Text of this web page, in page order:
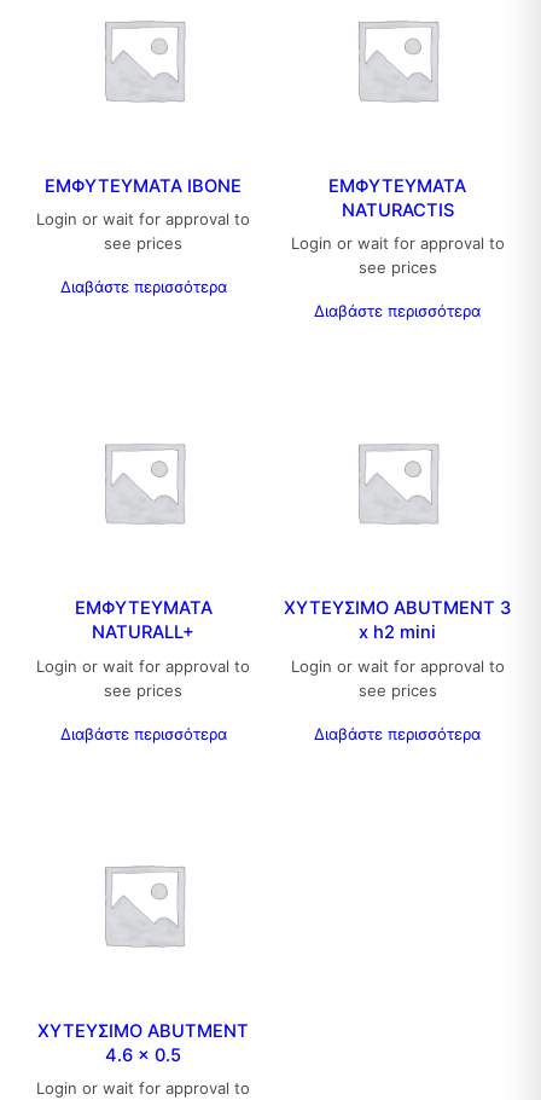
ΕΜΦΥΤΕΥΜΑΤΑ IBONE
Login or wait for approval to
see prices
Διαβάστε περισσότερα
ΕΜΦΥΤΕΥΜΑΤΑ
NATURACTIS
Login or wait for approval to
see prices
Διαβάστε περισσότερα
ΕΜΦΥΤΕΥΜΑΤΑ
NATURALL+
Login or wait for approval to
see prices
Διαβάστε περισσότερα
ΧΥΤΕΥΣΙΜΟ ABUTMENT 3
x h2 mini
Login or wait for approval to
see prices
Διαβάστε περισσότερα
ΧΥΤΕΥΣΙΜΟ ABUTMENT
4.6 x 0.5
Login or wait for approval to